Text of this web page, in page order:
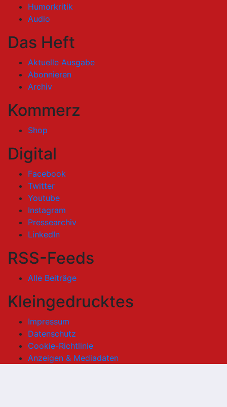
Humorkritik
Audio
Das Heft
Aktuelle Ausgabe
Abonnieren
Archiv
Kommerz
Shop
Digital
Facebook
Twitter
Youtube
Instagram
Pressearchiv
LinkedIn
RSS-Feeds
Alle Beiträge
Kleingedrucktes
Impressum
Datenschutz
Cookie-Richtlinie
Anzeigen & Mediadaten